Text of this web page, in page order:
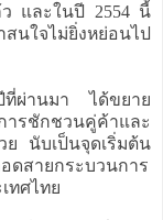
และในปี 2554 นี้
นใจไม่ยิ่งหย่อนไป
ที่ผ่านมา ได้ขยาย
รชักชวนคู่ค้าและ
ย นับเป็นจุดเริ่มต้น
ดสายกระบวนการ
ทศไทย